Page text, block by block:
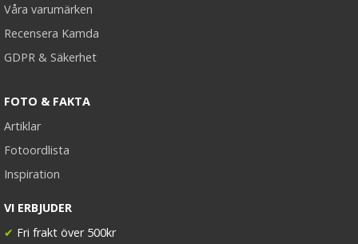
Våra varumärken
Recensera Kamda
GDPR & Säkerhet
FOTO & FAKTA
Artiklar
Fotoordlista
Inspiration
VI ERBJUDER
✔ Fri frakt över 500kr